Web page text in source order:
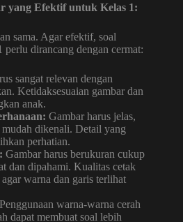
yang Efektif untuk Kelas 1:
sama. Agar efektif, soal
perlu dirancang dengan cermat:
sangat relevan dengan
Ketidaksesuaian gambar dan
anak.
Gambar harus jelas,
dikenali. Detail yang
perhatian.
Gambar harus berukuran cukup
dan dipahami. Kualitas cetak
warna dan garis terlihat
Penggunaan warna-warna cerah
dapat membuat soal lebih